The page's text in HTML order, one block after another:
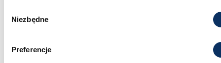
zgody
Niezbędne
Preferencje